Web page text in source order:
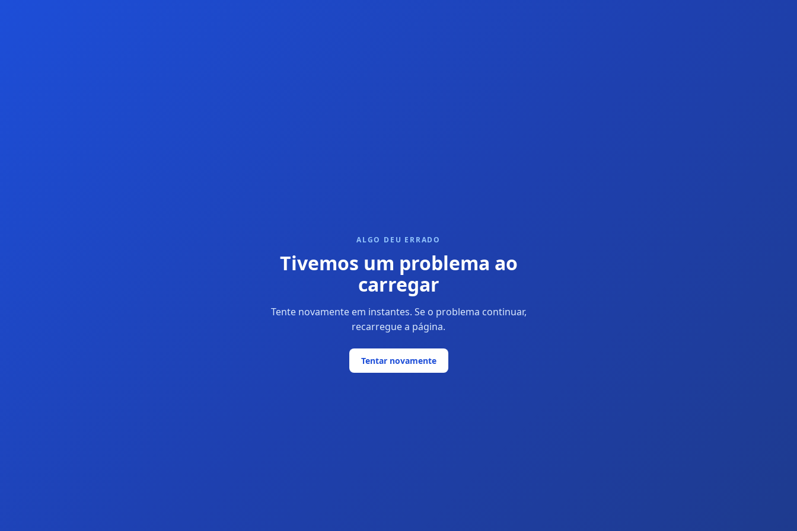
ALGO DEU ERRADO
Tivemos um problema ao
carregar
Tente novamente em instantes. Se o problema continuar,
recarregue a página.
Tentar novamente